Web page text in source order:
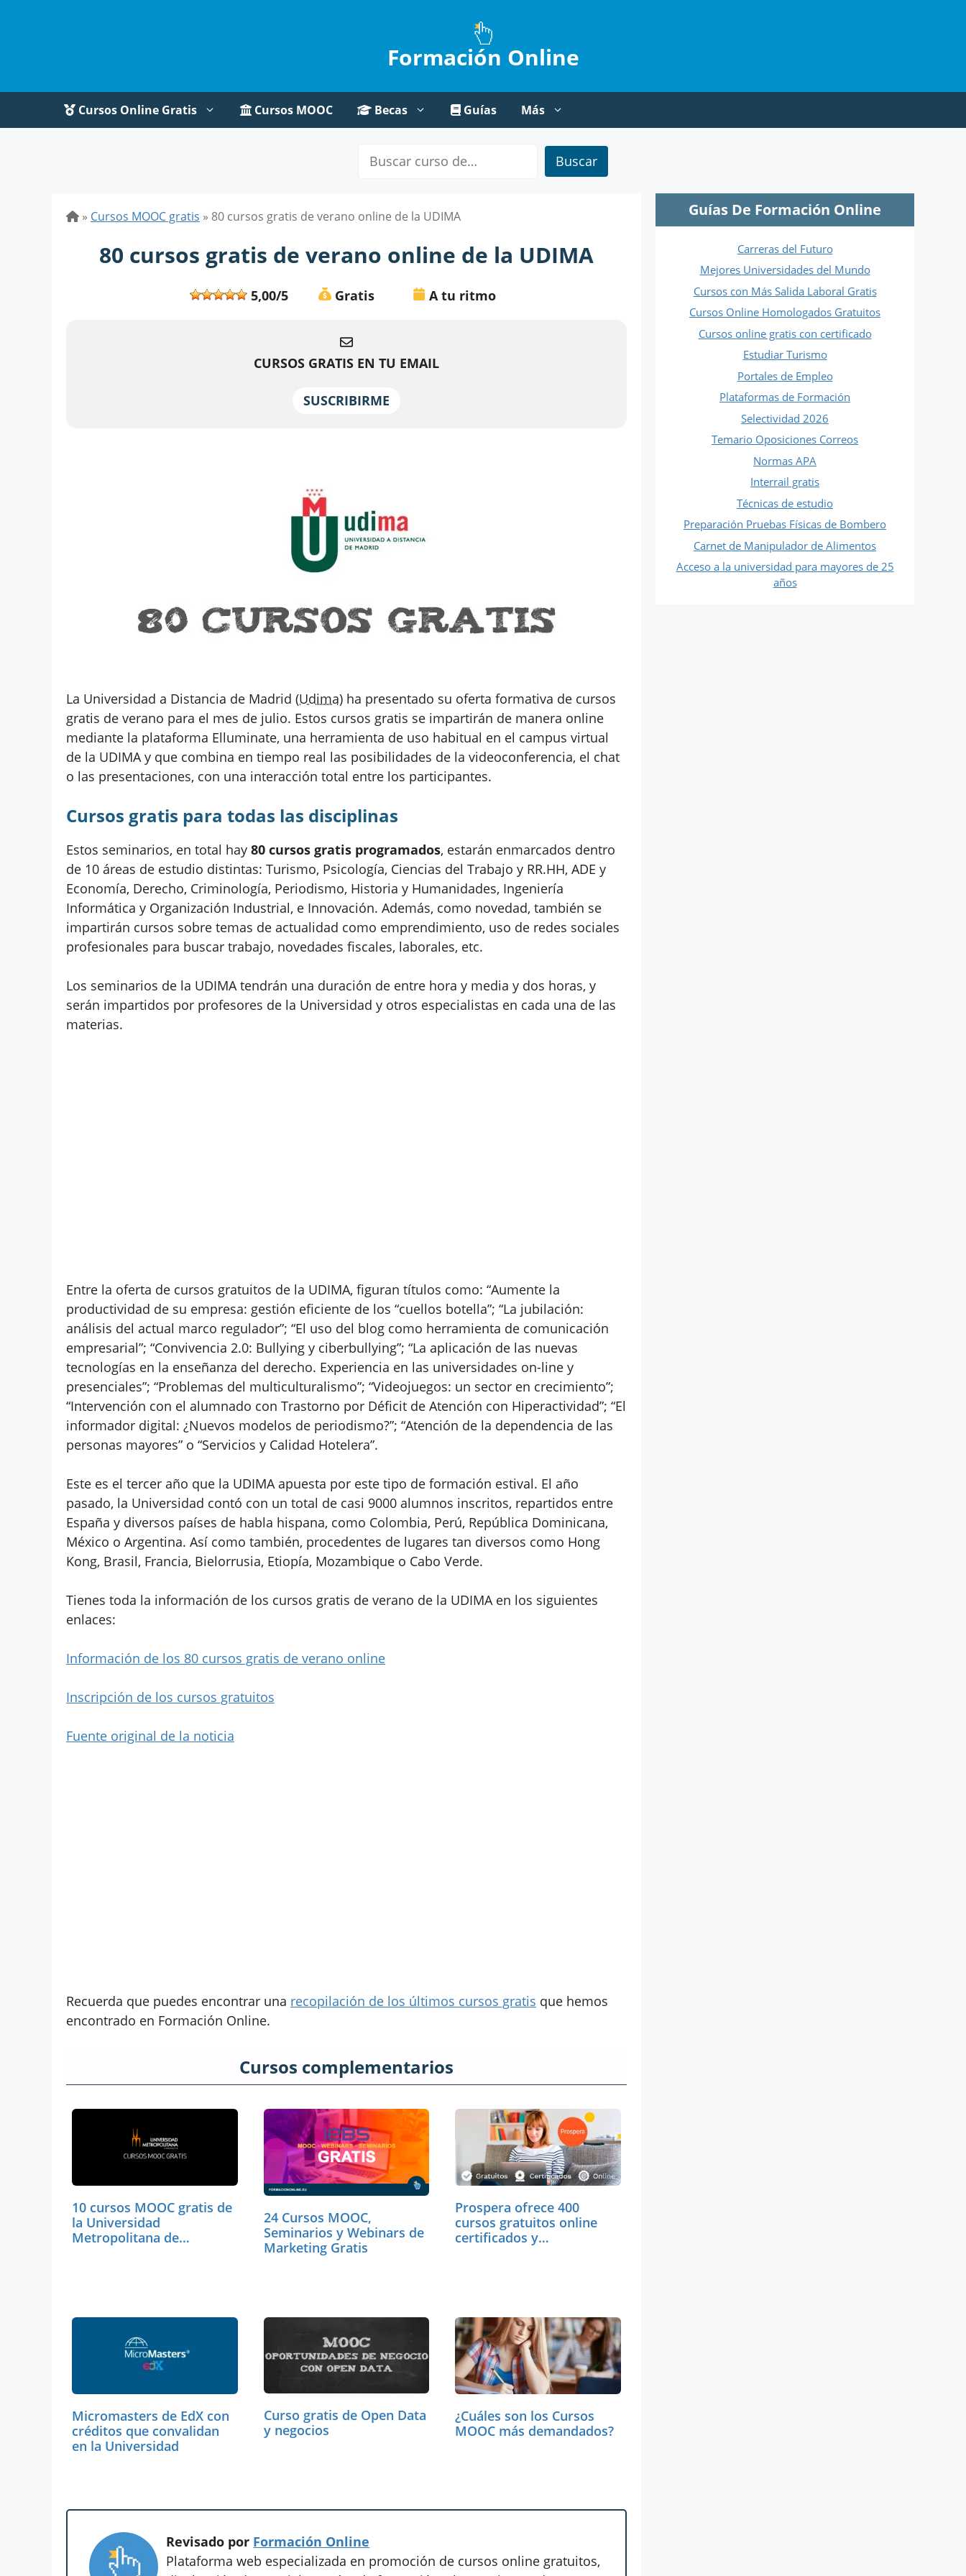
Formación Online
Cursos Online Gratis Cursos MOOC Becas Guías Más
Buscar
» Cursos MOOC gratis » 80 cursos gratis de verano online de la UDIMA
80 cursos gratis de verano online de la UDIMA
5,00/5 Gratis A tu ritmo
CURSOS GRATIS EN TU EMAIL
SUSCRIBIRME
La Universidad a Distancia de Madrid (Udima) ha presentado su oferta formativa de cursos
gratis de verano para el mes de julio. Estos cursos gratis se impartirán de manera online
mediante la plataforma Elluminate, una herramienta de uso habitual en el campus virtual
de la UDIMA y que combina en tiempo real las posibilidades de la videoconferencia, el chat
o las presentaciones, con una interacción total entre los participantes.
Cursos gratis para todas las disciplinas
Estos seminarios, en total hay 80 cursos gratis programados, estarán enmarcados dentro
de 10 áreas de estudio distintas: Turismo, Psicología, Ciencias del Trabajo y RR.HH, ADE y
Economía, Derecho, Criminología, Periodismo, Historia y Humanidades, Ingeniería
Informática y Organización Industrial, e Innovación. Además, como novedad, también se
impartirán cursos sobre temas de actualidad como emprendimiento, uso de redes sociales
profesionales para buscar trabajo, novedades fiscales, laborales, etc.
Los seminarios de la UDIMA tendrán una duración de entre hora y media y dos horas, y
serán impartidos por profesores de la Universidad y otros especialistas en cada una de las
materias.
Entre la oferta de cursos gratuitos de la UDIMA, figuran títulos como: “Aumente la
productividad de su empresa: gestión eficiente de los “cuellos botella”; “La jubilación:
análisis del actual marco regulador”; “El uso del blog como herramienta de comunicación
empresarial”; “Convivencia 2.0: Bullying y ciberbullying”; “La aplicación de las nuevas
tecnologías en la enseñanza del derecho. Experiencia en las universidades on-line y
presenciales”; “Problemas del multiculturalismo”; “Videojuegos: un sector en crecimiento”;
“Intervención con el alumnado con Trastorno por Déficit de Atención con Hiperactividad”; “El
informador digital: ¿Nuevos modelos de periodismo?”; “Atención de la dependencia de las
personas mayores” o “Servicios y Calidad Hotelera”.
Este es el tercer año que la UDIMA apuesta por este tipo de formación estival. El año
pasado, la Universidad contó con un total de casi 9000 alumnos inscritos, repartidos entre
España y diversos países de habla hispana, como Colombia, Perú, República Dominicana,
México o Argentina. Así como también, procedentes de lugares tan diversos como Hong
Kong, Brasil, Francia, Bielorrusia, Etiopía, Mozambique o Cabo Verde.
Tienes toda la información de los cursos gratis de verano de la UDIMA en los siguientes
enlaces:
Información de los 80 cursos gratis de verano online
Inscripción de los cursos gratuitos
Fuente original de la noticia
Recuerda que puedes encontrar una recopilación de los últimos cursos gratis que hemos
encontrado en Formación Online.
Cursos complementarios
10 cursos MOOC gratis de
la Universidad
Metropolitana de
24 Cursos MOOC,
Seminarios y Webinars de
Marketing Gratis
Prospera ofrece 400
cursos gratuitos online
certificados y
Micromasters de EdX con
créditos que convalidan
en la Universidad
Curso gratis de Open Data
y negocios
¿Cuáles son los Cursos
MOOC más demandados?
Revisado por Formación Online
Plataforma web especializada en promoción de cursos online gratuitos,
Guías De Formación Online
Carreras del Futuro
Mejores Universidades del Mundo
Cursos con Más Salida Laboral Gratis
Cursos Online Homologados Gratuitos
Cursos online gratis con certificado
Estudiar Turismo
Portales de Empleo
Plataformas de Formación
Selectividad 2026
Temario Oposiciones Correos
Normas APA
Interrail gratis
Técnicas de estudio
Preparación Pruebas Físicas de Bombero
Carnet de Manipulador de Alimentos
Acceso a la universidad para mayores de 25
años